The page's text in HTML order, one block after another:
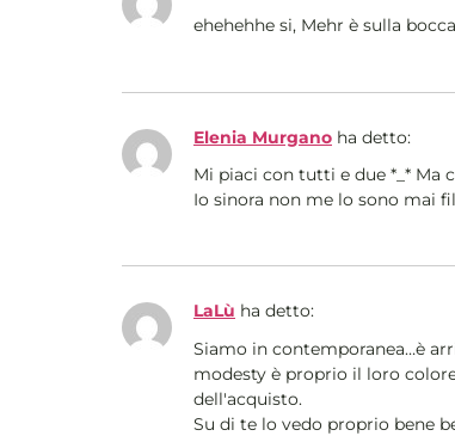
ehehehhe si, Mehr è sulla
Elenia Murgano ha detto:
Mi piaci con tutti e due *_* Ma
Io sinora non me lo sono mai
LaLù ha detto:
Siamo in contemporanea…è
modesty è proprio il loro
dell'acquisto.
Su di te lo vedo proprio bene